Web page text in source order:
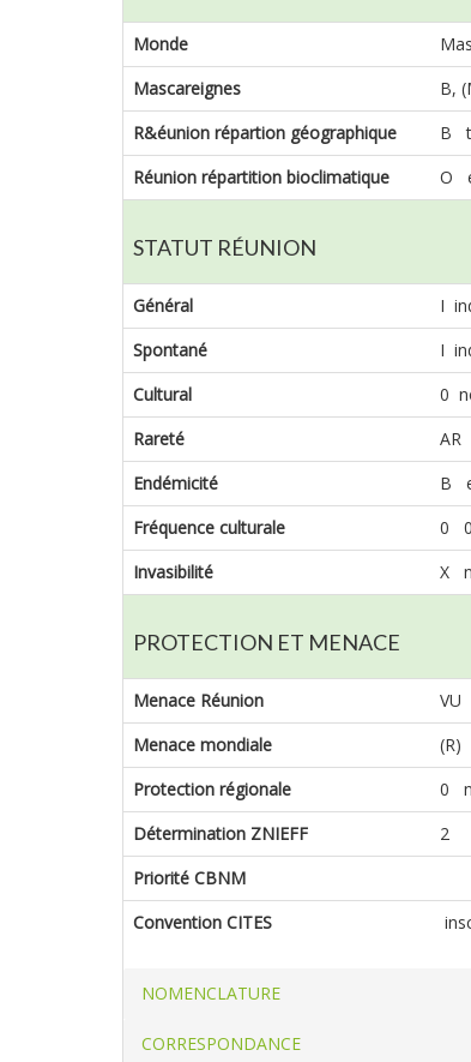
Monde
Mascareignes
B,
R&éunion répartion géographique
B
Réunion répartition bioclimatique
O
STATUT RÉUNION
Général
I
Spontané
I
Cultural
0
Rareté
AR
Endémicité
B
Fréquence culturale
0 0
Invasibilité
X
PROTECTION ET MENACE
Menace Réunion
VU
Menace mondiale
(R)
Protection régionale
0
Détermination ZNIEFF
2
Priorité CBNM
Convention CITES
NOMENCLATURE
CORRESPONDANCE